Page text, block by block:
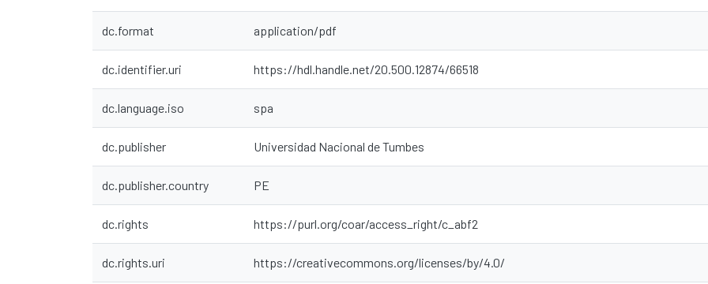
dc.format application/pdf
dc.identifier.uri https://hdl.handle.net/20.500.12874/66518
dc.language.iso spa
dc.publisher Universidad Nacional de Tumbes
dc.publisher.country PE
dc.rights https://purl.org/coar/access_right/c_abf2
dc.rights.uri https://creativecommons.org/licenses/by/4.0/